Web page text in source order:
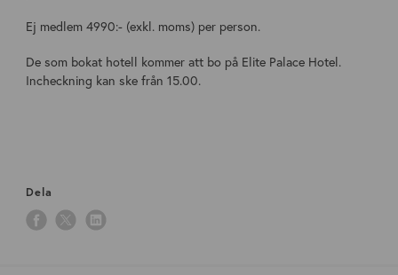
Ej medlem 4990:- (exkl. moms) per person.
De som bokat hotell kommer att bo på Elite Palace Hotel.
Incheckning kan ske från 15.00.
Dela